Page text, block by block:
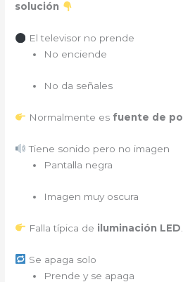
solución
El televisor no prende
No enciende
No da señales
Normalmente es fuente de
Tiene sonido pero no imagen
Pantalla negra
Imagen muy oscura
Falla típica de iluminación LED
Se apaga solo
Prende y se apaga